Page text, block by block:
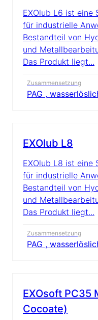
EXOlub L6 ist eine
für industrielle
Bestandteil von
und
Das Produkt liegt...
Zusammensetzung
PAG ,
EXOlub L8
EXOlub L8 ist eine
für industrielle
Bestandteil von
und
Das Produkt liegt...
Zusammensetzung
PAG ,
EXOsoft PC35
Cocoate)